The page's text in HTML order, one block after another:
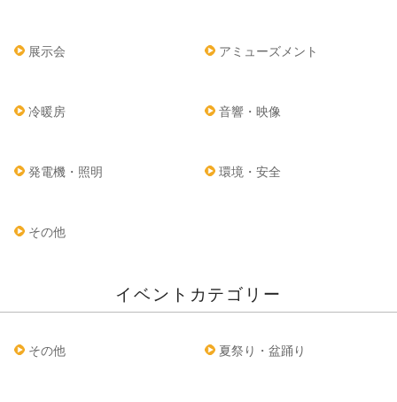
展示会 アミューズメント
冷暖房 音響・映像
発電機・照明 環境・安全
その他
イベントカテゴリー
その他 夏祭り・盆踊り